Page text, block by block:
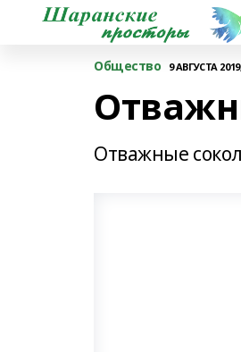
Общество 9 АВГУСТА
Отважные